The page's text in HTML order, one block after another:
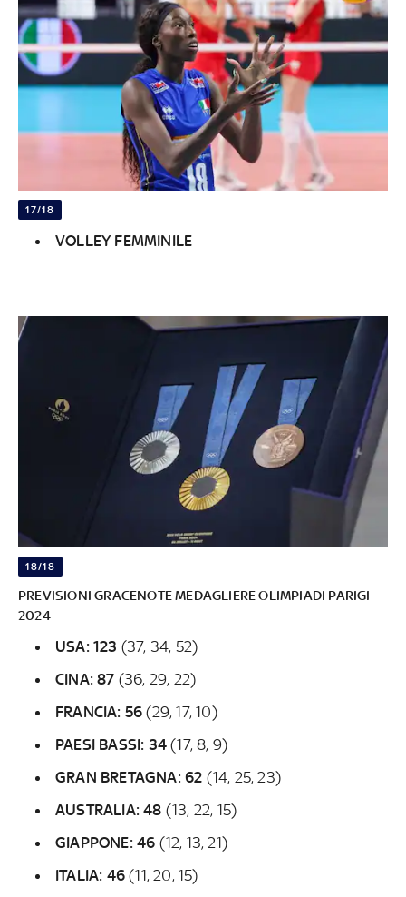
17/18
VOLLEY FEMMINILE
18/18
PREVISIONI GRACENOTE MEDAGLIERE OLIMPIADI PARIGI
2024
USA: 123 (37, 34, 52)
CINA: 87 (36, 29, 22)
FRANCIA: 56 (29, 17, 10)
PAESI BASSI: 34 (17, 8, 9)
GRAN BRETAGNA: 62 (14, 25, 23)
AUSTRALIA: 48 (13, 22, 15)
GIAPPONE: 46 (12, 13, 21)
ITALIA: 46(11, 20, 15)